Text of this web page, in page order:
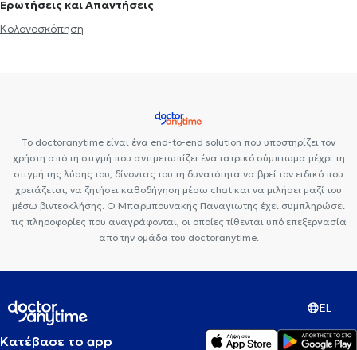
Ερωτήσεις και Απαντήσεις
Κολονοσκόπηση
Το doctoranytime είναι ένα end-to-end solution που υποστηρίζει τον
χρήστη από τη στιγμή που αντιμετωπίζει ένα ιατρικό σύμπτωμα μέχρι τη
στιγμή της λύσης του, δίνοντας του τη δυνατότητα να βρεί τον ειδικό που
χρειάζεται, να ζητήσει καθοδήγηση μέσω chat και να μιλήσει μαζί του
μέσω βιντεοκλήσης. Ο Μπαρμπουνακης Παναγιωτης έχει συμπληρώσει
τις πληροφορίες που αναγράφονται, οι οποίες τίθενται υπό επεξεργασία
από την ομάδα του doctoranytime.
EL
Κατέβασε το app